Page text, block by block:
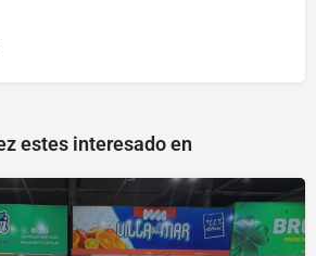
estes interesado en